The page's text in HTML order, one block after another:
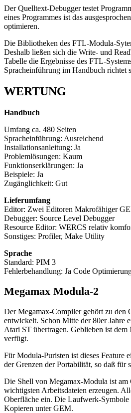
Der Quelltext-Debugger testet
eines Programmes ist das
optimieren.
Die Bibliotheken des FTL-Modula-
Deshalb ließen sich die Write- und
Tabelle die Ergebnisse des FTL-
Spracheinführung im Handbuch richtet
WERTUNG
Handbuch
Umfang ca. 480 Seiten
Spracheinführung: Ausreichend
Installationsanleitung: Ja
Problemlösungen: Kaum
Funktionserklärungen: Ja
Beispiele: Ja
Zugänglichkeit: Gut
Lieferumfang
Editor: Zwei Editoren Makrofähiger
Debugger: Source Level Debugger
Resource Editor: WERCS relativ
Sonstiges: Profiler, Make Utility
Sprache
Standard: PIM 3
Fehlerbehandlung: Ja Code
Megamax Modula-2
Der Megamax-Compiler gehört zu den
entwickelt. Schon Mitte der 80er Jahre
Atari ST übertragen. Geblieben ist dem
verfügt.
Für Modula-Puristen ist dieses Feature
der Grenzen der Portabilität, so daß für
Die Shell von Megamax-Modula ist am
wichtigsten Arbeitsdateien erzeugen.
Oberfläche ein. Die Laufwerk-
Kopieren unter GEM.